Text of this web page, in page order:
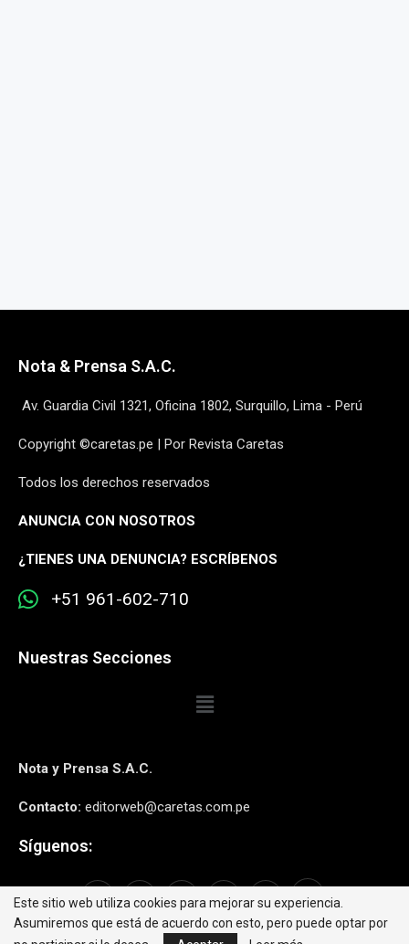
Nota & Prensa S.A.C.
Av. Guardia Civil 1321, Oficina 1802, Surquillo, Lima - Perú
Copyright ©caretas.pe | Por Revista Caretas
Todos los derechos reservados
ANUNCIA CON NOSOTROS
¿TIENES UNA DENUNCIA? ESCRÍBENOS
+51 961-602-710
Nuestras Secciones
Nota y Prensa S.A.C.
Contacto: editorweb@caretas.com.pe
Síguenos:
Este sitio web utiliza cookies para mejorar su experiencia.
Asumiremos que está de acuerdo con esto, pero puede optar por